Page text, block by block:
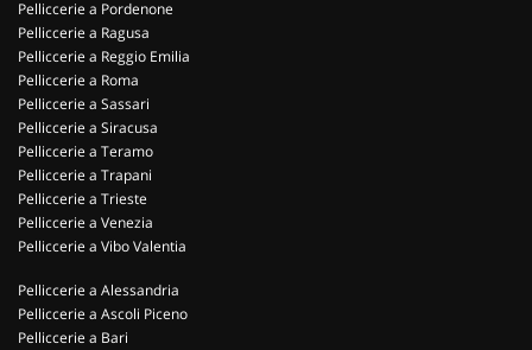
Pelliccerie a Pordenone
Pelliccerie a Ragusa
Pelliccerie a Reggio Emilia
Pelliccerie a Roma
Pelliccerie a Sassari
Pelliccerie a Siracusa
Pelliccerie a Teramo
Pelliccerie a Trapani
Pelliccerie a Trieste
Pelliccerie a Venezia
Pelliccerie a Vibo Valentia
Pelliccerie a Alessandria
Pelliccerie a Ascoli Piceno
Pelliccerie a Bari